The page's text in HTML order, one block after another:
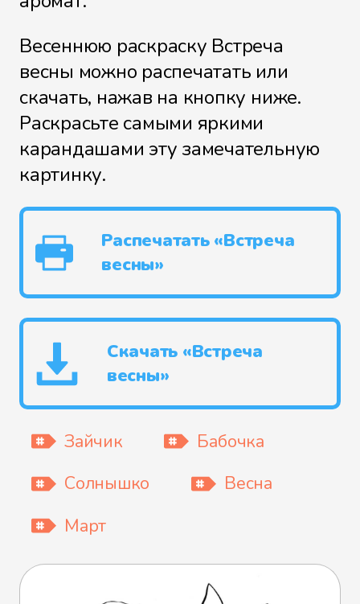
Весеннюю раскраску Встреча
весны можно распечатать или
скачать, нажав на кнопку ниже.
Раскрасьте самыми яркими
карандашами эту замечательную
картинку.
Распечатать «Встреча
весны»
Скачать «Встреча
весны»
Зайчик
Бабочка
Солнышко
Весна
Март